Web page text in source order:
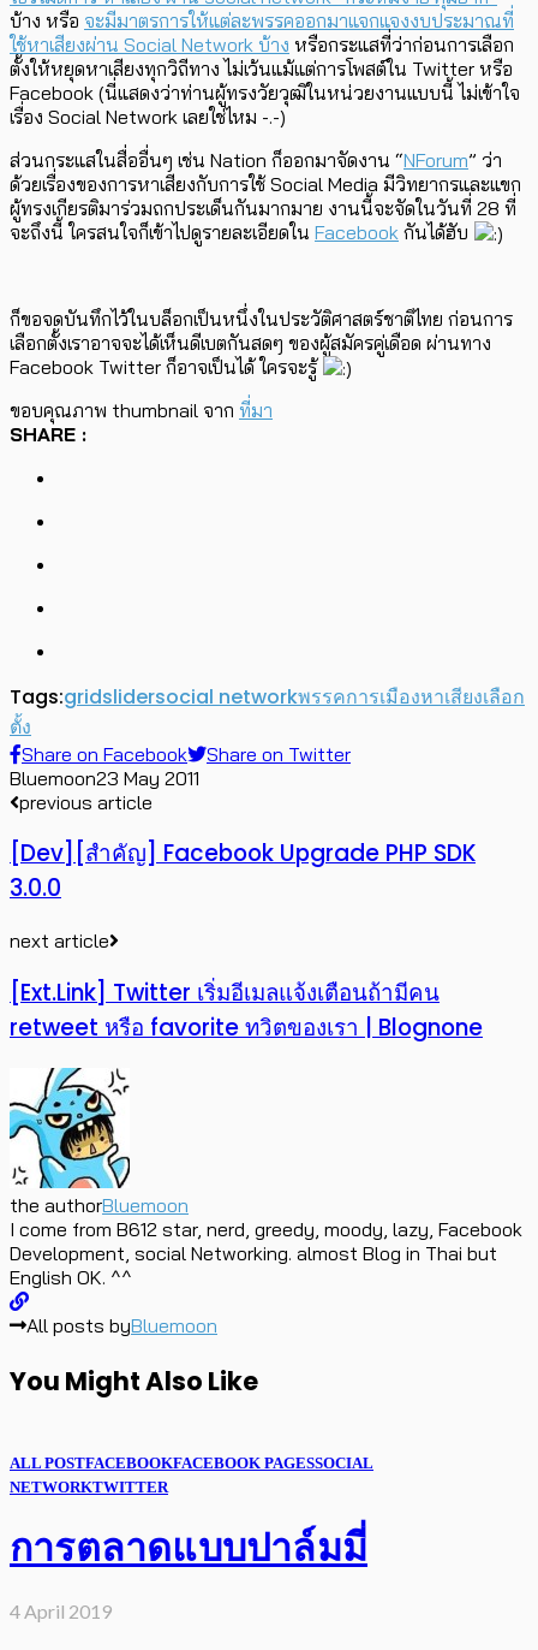
บ้าง หรือ จะมีมาตรการให้แต่ละพรรคออกมาแจกแจงงบประมาณที่
ใช้หาเสียงผ่าน Social Network บ้าง หรือกระแสที่ว่าก่อนการเลือก
ตั้งให้หยุดหาเสียงทุกวิถีทาง ไม่เว้นแม้แต่การโพสต์ใน Twitter หรือ
Facebook (นี่แสดงว่าท่านผู้ทรงวัยวุฒิในหน่วยงานแบบนี้ ไม่เข้าใจ
เรื่อง Social Network เลยใช่ไหม -.-)
ส่วนกระแสในสื่ออื่นๆ เช่น Nation ก็ออกมาจัดงาน “NForum” ว่า
ด้วยเรื่องของการหาเสียงกับการใช้ Social Media มีวิทยากรและแขก
ผู้ทรงเกียรติมาร่วมถกประเด็นกันมากมาย งานนี้จะจัดในวันที่ 28 ที่
จะถึงนี้ ใครสนใจก็เข้าไปดูรายละเอียดใน Facebook กันได้ฮับ
ก็ขอจดบันทึกไว้ในบล็อกเป็นหนึ่งในประวัติศาสตร์ชาติไทย ก่อนการ
เลือกตั้งเราอาจจะได้เห็นดีเบตกันสดๆ ของผู้สมัครคู่เดือด ผ่านทาง
Facebook Twitter ก็อาจเป็นได้ ใครจะรู้
ขอบคุณภาพ thumbnail จาก ที่มา
SHARE :
Tags:gridslidersocial networkพรรคการเมืองหาเสียงเลือก
ตั้ง
Share on Facebook
Share on Twitter
Bluemoon23 May 2011
previous article
[Dev][สำคัญ] Facebook Upgrade PHP SDK
3.0.0
next article
[Ext.Link] Twitter เริ่มอีเมลแจ้งเตือนถ้ามีคน
retweet หรือ favorite ทวิตของเรา | Blognone
the authorBluemoon
I come from B612 star, nerd, greedy, moody, lazy, Facebook
Development, social Networking. almost Blog in Thai but
English OK. ^^
All posts byBluemoon
You Might Also Like
ALL POSTFACEBOOKFACEBOOK PAGESSOCIAL
NETWORKTWITTER
การตลาดแบบปาล์มมี่
4 April 2019